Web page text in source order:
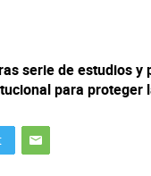
serie de estudios
para proteger